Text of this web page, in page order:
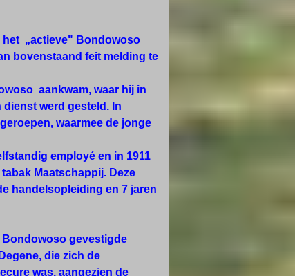
het „actieve" Bondowoso
bovenstaand feit melding te
aankwam, waar hij in
werd gesteld. In
waarmee de jonge
employé en in 1911
Maatschappij. Deze
handelsopleiding en 7 jaren
Bondowoso gevestigde
die zich de
was, aangezien de